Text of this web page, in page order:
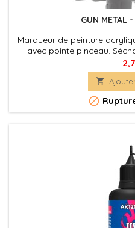
GUN METAL
Marqueur de peinture
avec pointe pinceau.

